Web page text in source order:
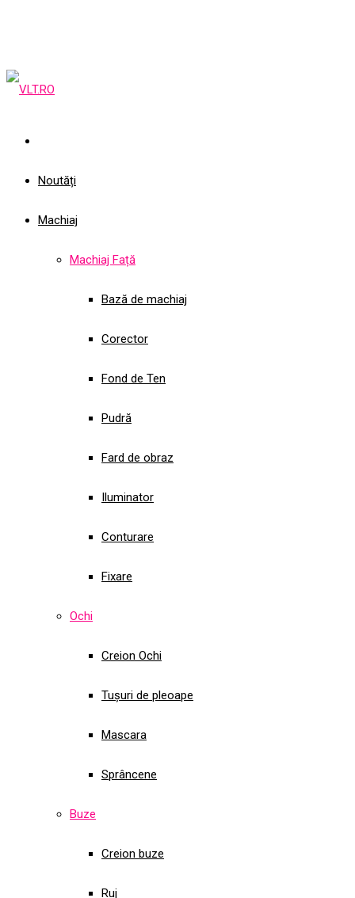
Noutăți
Machiaj
Machiaj Față
Bază de machiaj
Corector
Fond de Ten
Pudră
Fard de obraz
Iluminator
Conturare
Fixare
Ochi
Creion Ochi
Tușuri de pleoape
Mascara
Sprâncene
Buze
Creion buze
Ruj